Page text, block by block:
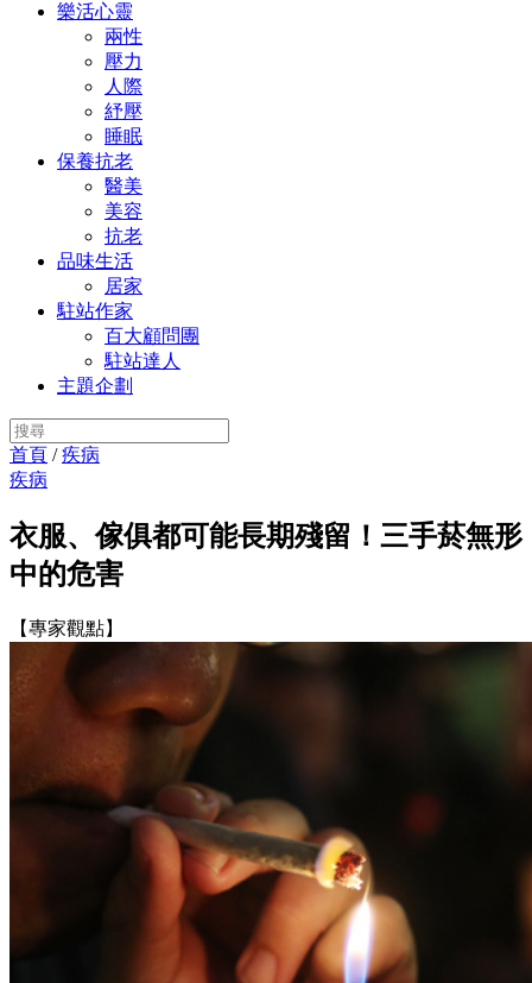
樂活心靈
兩性
壓力
人際
紓壓
睡眠
保養抗老
醫美
美容
抗老
品味生活
居家
駐站作家
百大顧問團
駐站達人
主題企劃
首頁 /疾病
疾病
衣服、傢俱都可能長期殘留！三手菸無形
中的危害
【專家觀點】